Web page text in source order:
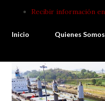
Recibir información
Inicio Quienes Somos